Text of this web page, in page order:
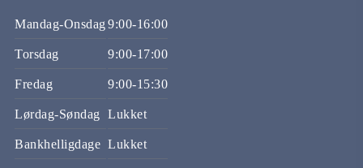
Mandag-Onsdag9:00-16:00
Torsdag 9:00-17:00
Fredag 9:00-15:30
Lørdag-Søndag Lukket
Bankhelligdage Lukket